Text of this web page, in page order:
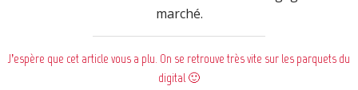
marché.
J’espère que cet article vous a plu. On se retrouve très vite sur les parquets du
digital 🙂